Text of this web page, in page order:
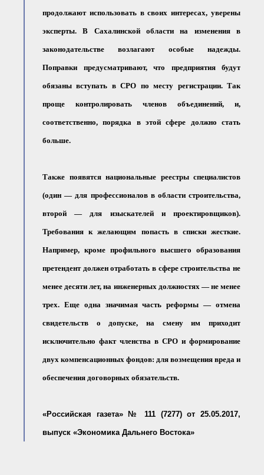
продолжают использовать в своих интересах, уверены
эксперты. В Сахалинской области на изменения в
законодательстве возлагают особые надежды.
Поправки предусматривают, что предприятия будут
обязаны вступать в СРО по месту регистрации. Так
проще контролировать членов объединений, и,
соответственно, порядка в этой сфере должно стать
больше.
Также появятся национальные реестры специалистов
(один — для профессионалов в области строительства,
второй — для изыскателей и проектировщиков).
Требования к желающим попасть в списки жесткие.
Например, кроме профильного высшего образования
претендент должен отработать в сфере строительства не
менее десяти лет, на инженерных должностях — не менее
трех. Еще одна значимая часть реформы — отмена
свидетельств о допуске, на смену им приходит
исключительно факт членства в СРО и формирование
двух компенсационных фондов: для возмещения вреда и
обеспечения договорных обязательств.
«Российская газета» № 111 (7277) от 25.05.2017,
выпуск «Экономика Дальнего Востока»